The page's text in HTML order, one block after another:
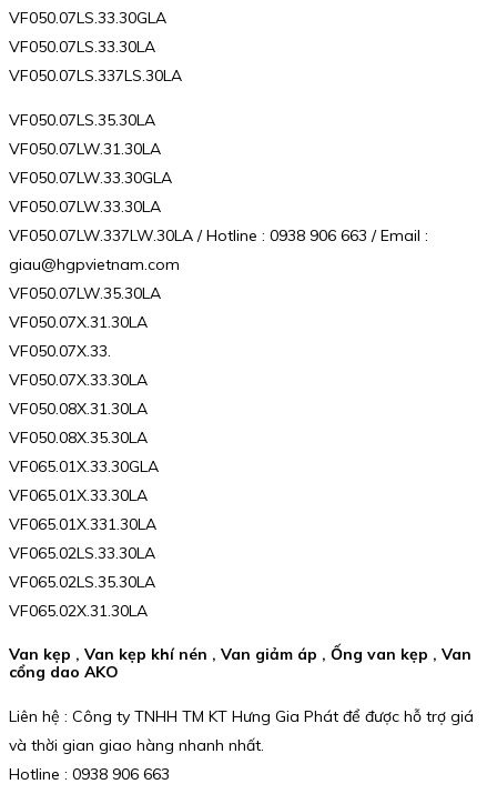
VF050.07LS.33.30GLA
VF050.07LS.33.30LA
VF050.07LS.337LS.30LA
VF050.07LS.35.30LA
VF050.07LW.31.30LA
VF050.07LW.33.30GLA
VF050.07LW.33.30LA
VF050.07LW.337LW.30LA / Hotline : 0938 906 663 / Email :
giau@hgpvietnam.com
VF050.07LW.35.30LA
VF050.07X.31.30LA
VF050.07X.33.
VF050.07X.33.30LA
VF050.08X.31.30LA
VF050.08X.35.30LA
VF065.01X.33.30GLA
VF065.01X.33.30LA
VF065.01X.331.30LA
VF065.02LS.33.30LA
VF065.02LS.35.30LA
VF065.02X.31.30LA
Van kẹp , Van kẹp khí nén , Van giảm áp , Ống van kẹp , Van
cổng dao AKO
Liên hệ : Công ty TNHH TM KT Hưng Gia Phát để được hỗ trợ giá
và thời gian giao hàng nhanh nhất.
Hotline : 0938 906 663